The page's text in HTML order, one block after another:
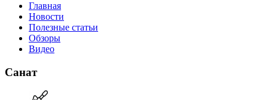
Главная
Новости
Полезные статьи
Обзоры
Видео
Санат